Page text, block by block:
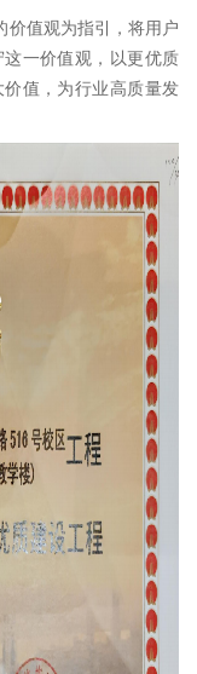
值观为指引，将用户
一价值观，以更优质
值，为行业高质量发